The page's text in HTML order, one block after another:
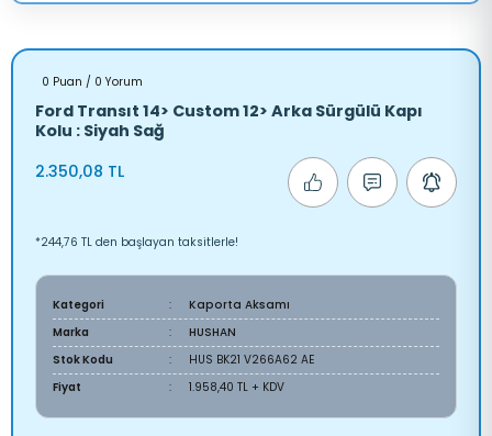
0 Puan / 0 Yorum
Ford Transıt 14> Custom 12> Arka Sürgülü Kapı
Kolu : Siyah Sağ
2.350,08 TL
*244,76 TL den başlayan taksitlerle!
Kategori
Kaporta Aksamı
Marka
HUSHAN
Stok Kodu
HUS BK21 V266A62 AE
Fiyat
1.958,40 TL + KDV